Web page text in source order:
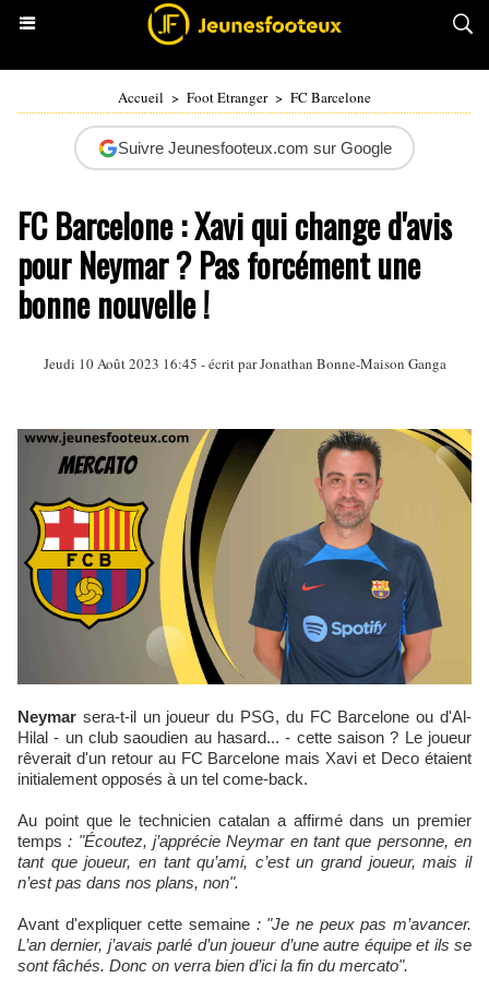
Accueil > Foot Etranger > FC Barcelone
Suivre Jeunesfooteux.com sur Google
FC Barcelone : Xavi qui change d'avis
pour Neymar ? Pas forcément une
bonne nouvelle !
Jeudi 10 Août 2023 16:45 - écrit parJonathan Bonne-Maison Ganga
Neymar sera-t-il un joueur du PSG, du FC Barcelone ou d'Al-
Hilal - un club saoudien au hasard... - cette saison ? Le joueur
rêverait d'un retour au FC Barcelone mais Xavi et Deco étaient
initialement opposés à un tel come-back.
Au point que le technicien catalan a affirmé dans un premier
temps : "Écoutez, j’apprécie Neymar en tant que personne, en
tant que joueur, en tant qu’ami, c’est un grand joueur, mais il
n’est pas dans nos plans, non".
Avant d'expliquer cette semaine : "Je ne peux pas m’avancer.
L’an dernier, j’avais parlé d’un joueur d’une autre équipe et ils se
sont fâchés. Donc on verra bien d’ici la fin du mercato".